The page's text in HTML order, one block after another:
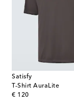
Satisfy
T-Shirt AuraLite
€ 120
original price